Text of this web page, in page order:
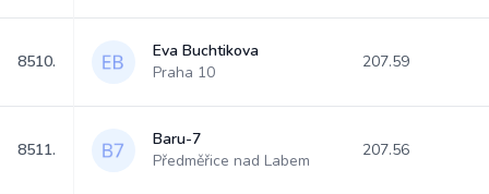
8510.
Eva Buchtikova
Praha 10
207.59
8511.
Baru-7
Předměřice nad Labem
207.56